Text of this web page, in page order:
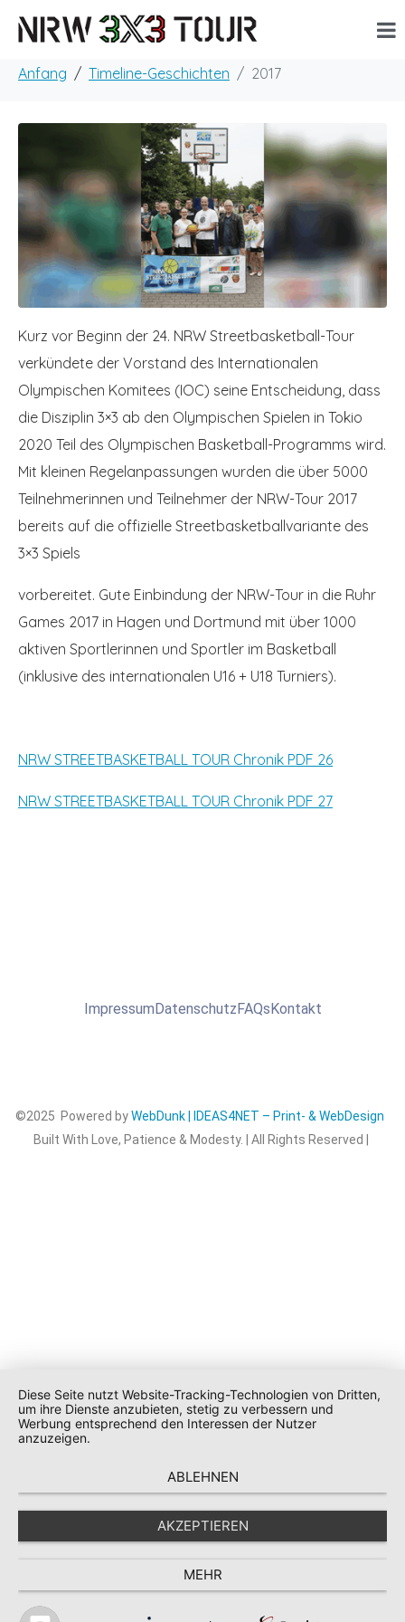
Anfang Timeline-Geschichten 2017
Kurz vor Beginn der 24. NRW Streetbasketball-Tour
verkündete der Vorstand des Internationalen
Olympischen Komitees (IOC) seine Entscheidung, dass
die Disziplin 3×3 ab den Olympischen Spielen in Tokio
2020 Teil des Olympischen Basketball-Programms wird.
Mit kleinen Regelanpassungen wurden die über 5000
Teilnehmerinnen und Teilnehmer der NRW-Tour 2017
bereits auf die offizielle Streetbasketballvariante des
3×3 Spiels
vorbereitet. Gute Einbindung der NRW-Tour in die Ruhr
Games 2017 in Hagen und Dortmund mit über 1000
aktiven Sportlerinnen und Sportler im Basketball
(inklusive des internationalen U16 + U18 Turniers).
NRW STREETBASKETBALL TOUR Chronik PDF 26
NRW STREETBASKETBALL TOUR Chronik PDF 27
ImpressumDatenschutzFAQsKontakt
©2025 Powered byWebDunk | IDEAS4NET – Print- & WebDesign
Built With Love, Patience & Modesty. | All Rights Reserved |
Diese Seite nutzt Website-Tracking-Technologien von Dritten,
um ihre Dienste anzubieten, stetig zu verbessern und
Werbung entsprechend den Interessen der Nutzer
anzuzeigen.
ABLEHNEN
AKZEPTIEREN
MEHR